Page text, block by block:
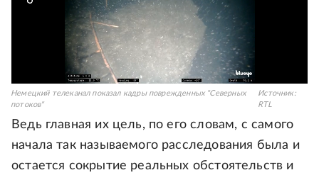
Немецкий телеканал показал кадры поврежденных "Северных
потоков"
Источник:
RTL
Ведь главная их цель, по его словам, с самого
начала так называемого расследования была и
остается сокрытие реальных обстоятельств и